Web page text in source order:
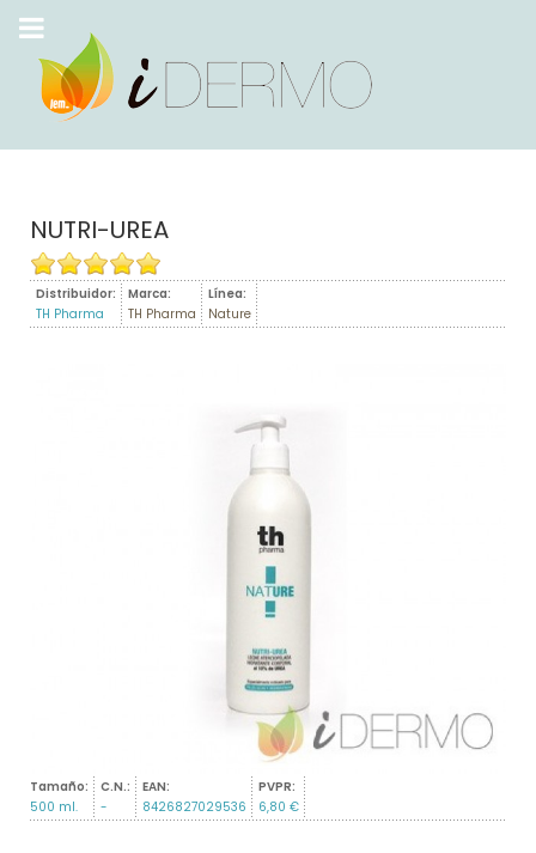
NUTRI-UREA
Distribuidor:
TH Pharma
Marca:
TH Pharma
Línea:
Nature
Tamaño:
500 ml.
C.N.:
-
EAN:
8426827029536
PVPR:
6,80 €